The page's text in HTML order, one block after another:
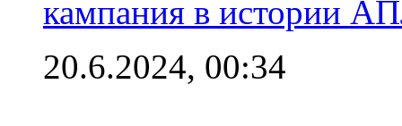
кампания в истории
20.6.2024, 00:34